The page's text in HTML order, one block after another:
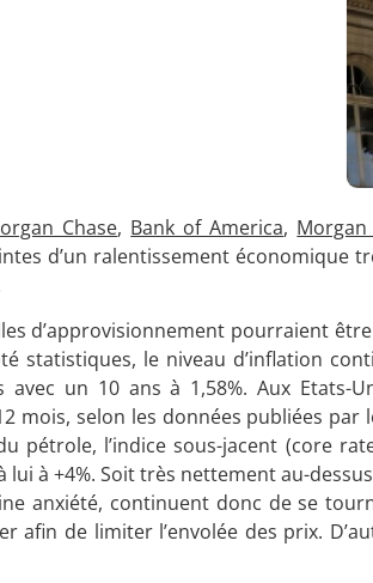
Chase, Bank of America, Morgan
d’un ralentissement économique
d’approvisionnement pourraient
statistiques, le niveau d’inflation
avec un 10 ans à 1,58%. Aux Etats-
mois, selon les données publiées
pétrole, l’indice sous-jacent (core
à +4%. Soit très nettement au-
anxiété, continuent donc de se
de limiter l’envolée des prix.